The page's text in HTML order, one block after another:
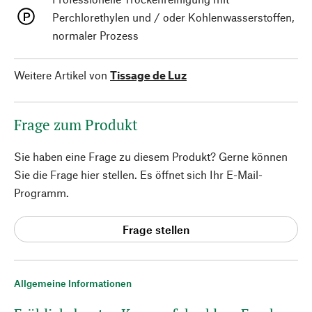
Allgemeine Informationen
Perchlorethylen und / oder Kohlenwasserstoffen,
normaler Prozess
Weitere Artikel von Tissage de Luz
Frage zum Produkt
Sie haben eine Frage zu diesem Produkt? Gerne können
Sie die Frage hier stellen. Es öffnet sich Ihr E-Mail-
Programm.
Frage stellen